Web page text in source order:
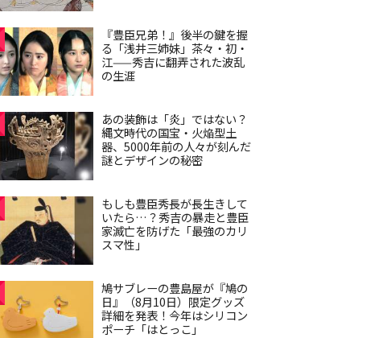
『豊臣兄弟！』後半の鍵を握
る「浅井三姉妹」茶々・初・
江——秀吉に翻弄された波乱
の生涯
あの装飾は「炎」ではない？
縄文時代の国宝・火焔型土
器、5000年前の人々が刻んだ
謎とデザインの秘密
もしも豊臣秀長が長生きして
いたら…？秀吉の暴走と豊臣
家滅亡を防げた「最強のカリ
スマ性」
鳩サブレーの豊島屋が『鳩の
日』（8月10日）限定グッズ
詳細を発表！今年はシリコン
ポーチ「はとっこ」